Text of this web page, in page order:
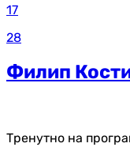
17
28
Филип
Тренутно на